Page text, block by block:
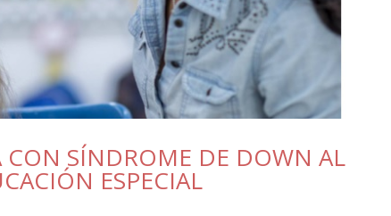
CON SÍNDROME DE DOWN AL
ESPECIAL